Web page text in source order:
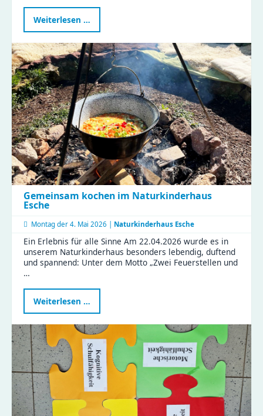
Weiterlesen …
im
Rampenlicht
–
ein
verbindender
Nachmittag
voller
Magie
Gemeinsam kochen im Naturkinderhaus
Esche
Montag der 4. Mai 2026 | Naturkinderhaus Esche
Ein Erlebnis für alle Sinne Am 22.04.2026 wurde es in
unserem Naturkinderhaus besonders lebendig, duftend
und spannend: Unter dem Motto „Zwei Feuerstellen und
…
Weiterlesen …
kochen
im
Naturkinderhaus
Esche